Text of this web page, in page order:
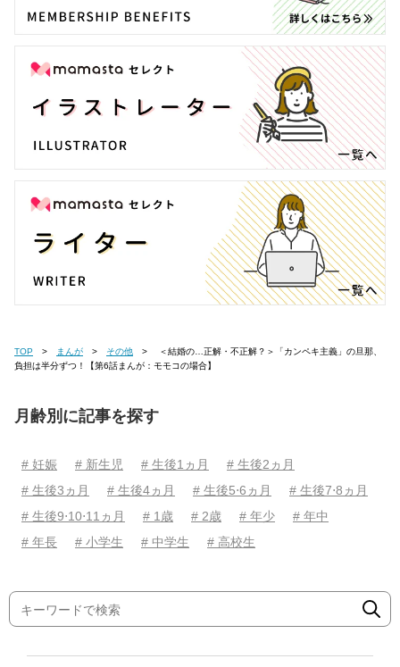
TOP まんが その他
負担は半分ずつ！【第6話まんが：モモコの場合】
月齢別に記事を探す
# 妊娠 # 新生児 # 生後1ヵ月
# 生後2ヵ月
# 生後3ヵ月
# 生後4ヵ月 # 生後5⋅6ヵ月
# 生後7⋅8ヵ月
# 生後9⋅10⋅11ヵ月
# 1歳 # 2歳 # 年少
# 年中
# 年長
# 小学生 # 中学生 # 高校生